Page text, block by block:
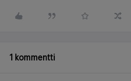
1 kommentti